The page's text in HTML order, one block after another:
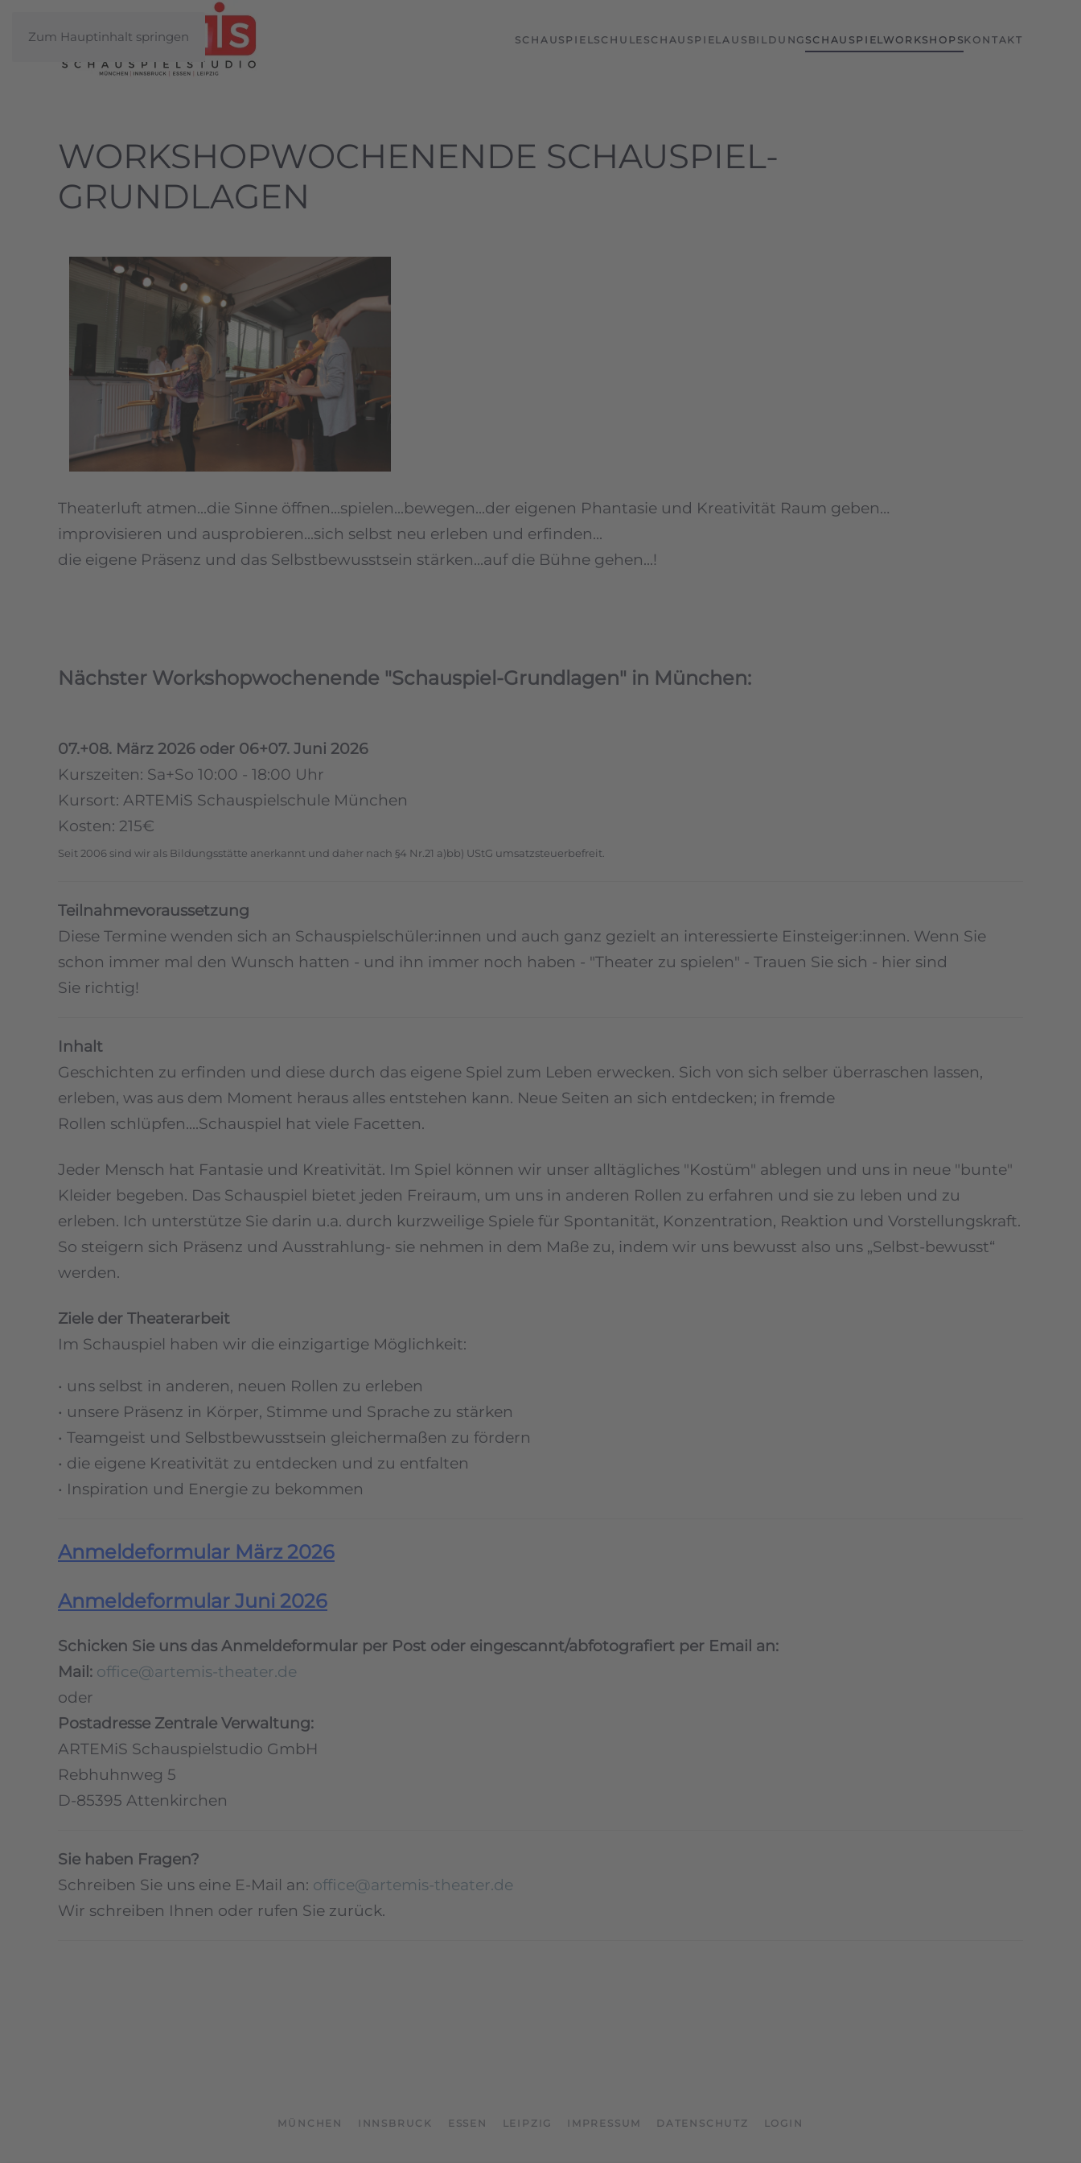
Zum Hauptinhalt springen SCHAUSPIELSCHULE SCHAUSPIELAUSBILDUNG SCHAUSPIELWORKSHOPSKONTAKT
WORKSHOPWOCHENENDE SCHAUSPIEL-
GRUNDLAGEN
Theaterluft atmen...die Sinne öffnen...spielen...bewegen...der eigenen Phantasie und Kreativität Raum geben…
improvisieren und ausprobieren...sich selbst neu erleben und erfinden...
die eigene Präsenz und das Selbstbewusstsein stärken...auf die Bühne gehen...!
Nächster Workshopwochenende "Schauspiel-Grundlagen" in München:
07.+08. März 2026 oder 06+07. Juni 2026
Kurszeiten: Sa+So 10:00 - 18:00 Uhr
Kursort: ARTEMiS Schauspielschule München
Kosten: 215€
Seit 2006 sind wir als Bildungsstätte anerkannt und daher nach §4 Nr.21 a)bb) UStG umsatzsteuerbefreit.
Teilnahmevoraussetzung
Diese Termine wenden sich an Schauspielschüler:innen und auch ganz gezielt an interessierte Einsteiger:innen. Wenn Sie
schon immer mal den Wunsch hatten - und ihn immer noch haben - "Theater zu spielen" - Trauen Sie sich - hier sind
Sie richtig!
Inhalt
Geschichten zu erfinden und diese durch das eigene Spiel zum Leben erwecken. Sich von sich selber überraschen lassen,
erleben, was aus dem Moment heraus alles entstehen kann. Neue Seiten an sich entdecken; in fremde
Rollen schlüpfen....Schauspiel hat viele Facetten.
Jeder Mensch hat Fantasie und Kreativität. Im Spiel können wir unser alltägliches "Kostüm" ablegen und uns in neue "bunte"
Kleider begeben. Das Schauspiel bietet jeden Freiraum, um uns in anderen Rollen zu erfahren und sie zu leben und zu
erleben. Ich unterstütze Sie darin u.a. durch kurzweilige Spiele für Spontanität, Konzentration, Reaktion und Vorstellungskraft.
So steigern sich Präsenz und Ausstrahlung- sie nehmen in dem Maße zu, indem wir uns bewusst also uns „Selbst-bewusst“
werden.
Ziele der Theaterarbeit
Im Schauspiel haben wir die einzigartige Möglichkeit:
• uns selbst in anderen, neuen Rollen zu erleben
• unsere Präsenz in Körper, Stimme und Sprache zu stärken
• Teamgeist und Selbstbewusstsein gleichermaßen zu fördern
• die eigene Kreativität zu entdecken und zu entfalten
• Inspiration und Energie zu bekommen
Anmeldeformular März 2026
Anmeldeformular Juni 2026
Schicken Sie uns das Anmeldeformular per Post oder eingescannt/abfotografiert per Email an:
Mail: office@artemis-theater.de
oder
Postadresse Zentrale Verwaltung:
ARTEMiS Schauspielstudio GmbH
Rebhuhnweg 5
D-85395 Attenkirchen
Sie haben Fragen?
Schreiben Sie uns eine E-Mail an: office@artemis-theater.de
Wir schreiben Ihnen oder rufen Sie zurück.
MÜNCHEN INNSBRUCK ESSEN LEIPZIG IMPRESSUM DATENSCHUTZ LOGIN